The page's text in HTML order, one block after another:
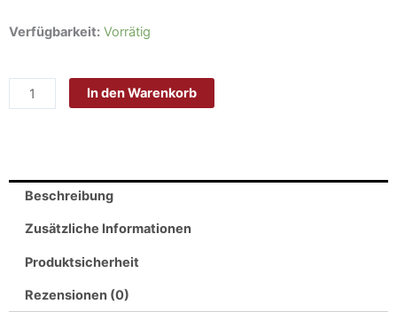
Verfügbarkeit: Vorrätig
Schild
Germany
Mich
leisten
können
Metall
In den Warenkorb
Beschreibung
Zusätzliche Informationen
Produktsicherheit
Rezensionen (0)